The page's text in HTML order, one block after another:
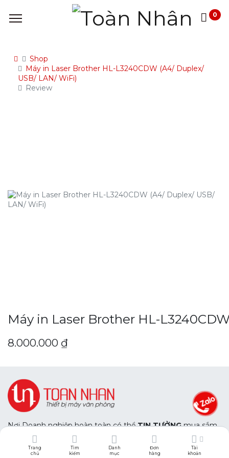
Trang
chủ
Tìm
kiếm
Danh
mục
Đơn
hàng
Tài
khoản
0
Shop
Máy in Laser Brother HL-L3240CDW (A4/ Duplex/
USB/ LAN/ WiFi)
Review
Máy in Laser Brother HL-
8.000.000 ₫
Nơi Doanh nghiệp hoàn toàn có thểTIN TƯỞNGmua sắm
trang thiết bị văn phòng với chất lượng chính hãng.
Và hoàn toàn
AN TÂM
với dịch vụ hậu mãi chuyên nghiệp
của chúng tôi.